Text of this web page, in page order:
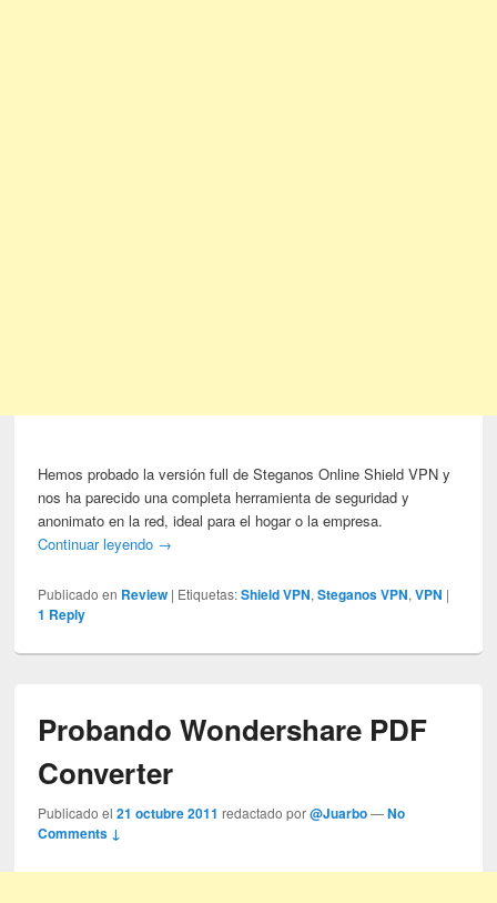
Hemos probado la versión full de Steganos Online Shield VPN y
nos ha parecido una completa herramienta de seguridad y
anonimato en la red, ideal para el hogar o la empresa.
Continuar leyendo →
Publicado en Review | Etiquetas: Shield VPN,Steganos VPN,VPN |
1 Reply
Probando Wondershare PDF
Converter
Publicado el21 octubre 2011 redactado por@Juarbo —No
Comments ↓